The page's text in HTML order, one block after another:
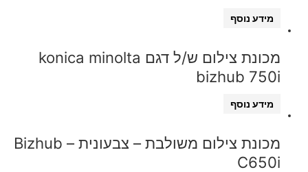
מידע נוסף
מכונת צילום ש/ל דגם konica minolta
bizhub 750i
מידע נוסף
מכונת צילום משולבת – צבעונית – Bizhub
C650i